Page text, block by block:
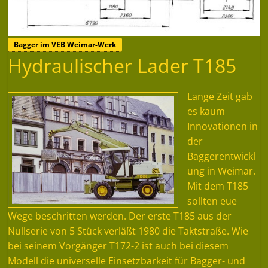
Bagger im VEB Weimar-Werk
Hydraulischer Lader T185
Lange Zeit gab
es kaum
Innovationen in
der
Baggerentwickl
ung in Weimar.
Mit dem T185
sollten eue
Wege beschritten werden. Der erste T185 aus der
Nullserie von 5 Stück verläßt 1980 die Taktstraße. Wie
bei seinem Vorgänger T172-2 ist auch bei diesem
Modell die universelle Einsetzbarkeit für Bagger- und